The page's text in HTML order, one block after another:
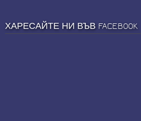
ХАРЕСАЙТЕ НИ ВЪВ FACEBOOK